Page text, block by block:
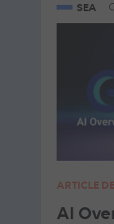
SEA
ARTICLE
AI